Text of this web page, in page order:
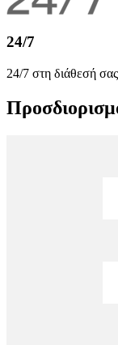
24/7
24/7 στη διάθεσή